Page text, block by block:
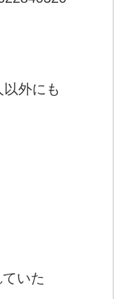
外にも
いた